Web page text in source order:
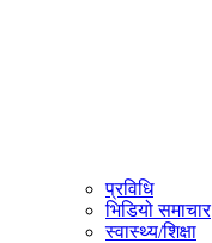
प्रविधि
भिडियो समाचार
स्वास्थ्य/शिक्षा